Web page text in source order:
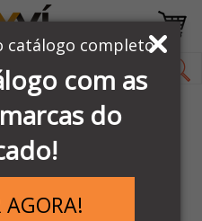
catálogo completo
com as
do
AGORA!
SCHNEIDER
Acessórios